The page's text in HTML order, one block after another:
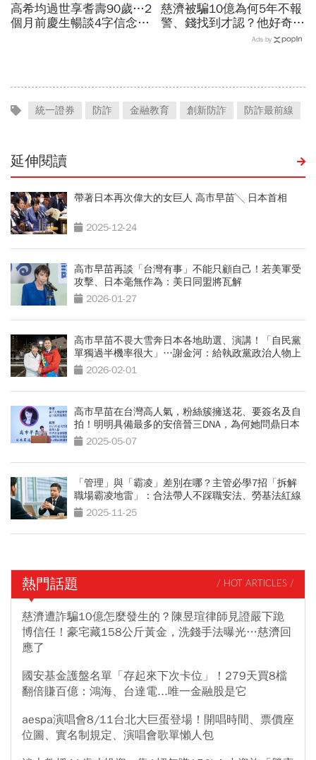
高希均過世享耆壽90歲…2
個月前慶生暢談4字信念，
慈濟被騙10億為何5年不報
警、錢找到才認？他好奇：
當年財報怎麼編…陳時中背
Ads by
統一證券 防詐 金融教育 創新防詐 防詐最前線
延伸閱讀
帶著日本再次偉大的女巨人 高市早苗╲ 日本首相
2025-12-24
高市早苗再談「台灣有事」不能只顧自己！若美軍受
攻擊、日本毫無作為：美日同盟將瓦解
2026-01-27
高市早苗不畏大雪奔日本各地助選、演講！「自民黨
單獨過半機率很大」…謝金河：給執政黨政治人物上
一課2026-02-01
高市早苗在台灣高人氣，粉絲簇擁送花、要簽名及自
拍！明明具備最多的安倍晉三DNA，為何她問鼎日本
首相大位仍變數多？
2025-05-07
「管理」與「霸凌」差別在哪？主管必學7招「拆解
職場霸凌地雷」：合法帶人不踩職安法、勞基法紅線
2025-11-25
熱門話題 / HOT ARTICLES /
慈濟遭詐騙10億怎麼發生的？陳昱瑄律師見證嚴下跪
博信任！豪宅藏158公斤黃金，洗錢手法曝光…慈濟回
應了
國安基金護盤名單「存起來下次卡位」！279天買8檔
翻倍賺百億：鴻海、台達電...唯一金融股是它
aespa演唱會8/11台北大巨蛋登場！開唱時間、票價座
位圖、實名制規定、演唱會歌單懶人包